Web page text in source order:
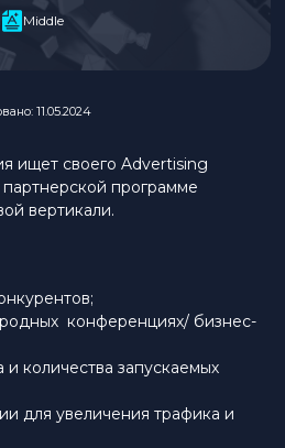
Middle
11.05.2024
ищет своего Advertising
программе
вертикали.
конференциях/ бизнес-
количества запускаемых
для увеличения трафика и